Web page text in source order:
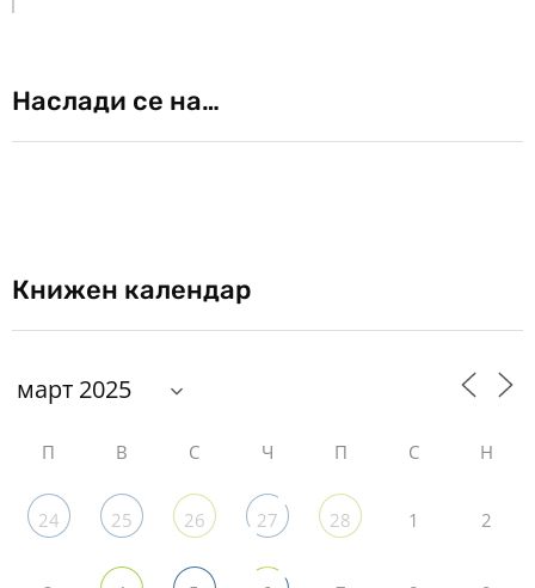
Наслади се на…
Книжен календар
П В С Ч П С Н
24 25 26 27 28 1 2